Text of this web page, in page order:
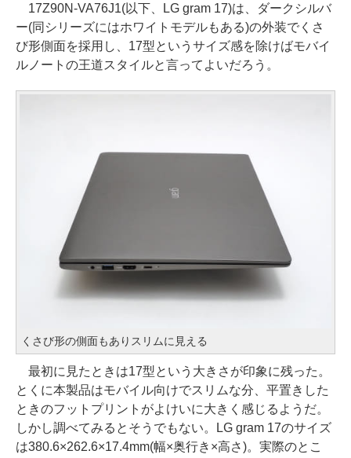
17Z90N-VA76J1(以下、LG gram 17)は、ダークシルバ
ー(同シリーズにはホワイトモデルもある)の外装でくさ
び形側面を採用し、17型というサイズ感を除けばモバイ
ルノートの王道スタイルと言ってよいだろう。
くさび形の側面もありスリムに見える
最初に見たときは17型という大きさが印象に残った。
とくに本製品はモバイル向けでスリムな分、平置きした
ときのフットプリントがよけいに大きく感じるようだ。
しかし調べてみるとそうでもない。LG gram 17のサイズ
は380.6×262.6×17.4mm(幅×奥行き×高さ)。実際のとこ